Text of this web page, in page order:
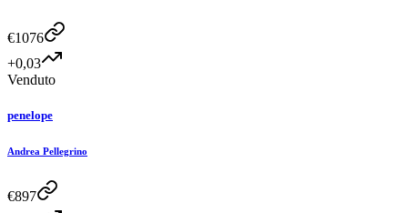
€1076
+0,03
Venduto
penelope
Andrea Pellegrino
€897